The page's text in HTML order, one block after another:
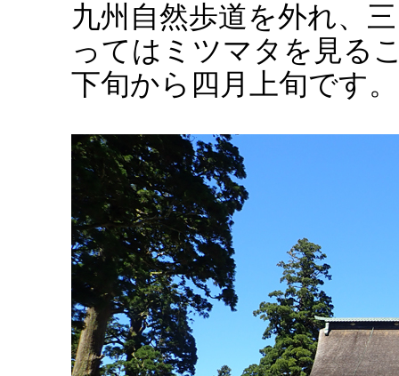
九州自然歩道を外れ、
ってはミツマタを見る
下旬から四月上旬です